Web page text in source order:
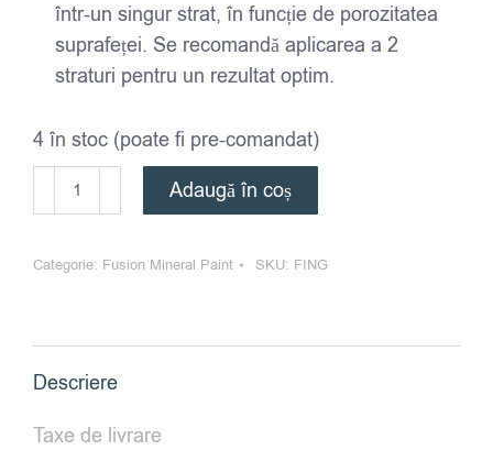
într-un singur strat, în funcție de porozitatea
suprafeței. Se recomandă aplicarea a 2
straturi pentru un rezultat optim.
4 în stoc (poate fi pre-comandat)
Cantitate
Fusion
Paint
Adaugă în coș
Categorie: Fusion Mineral Paint SKU: FING
Descriere
Taxe de livrare